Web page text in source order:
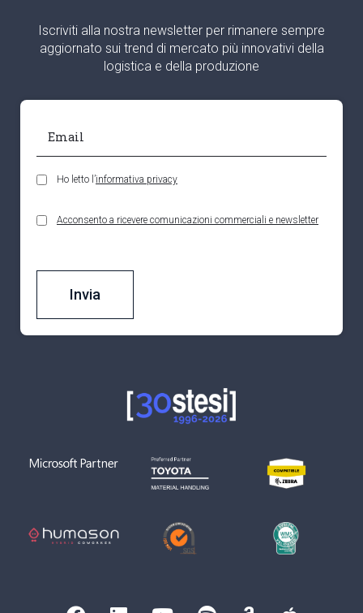
Iscriviti alla nostra newsletter per rimanere sempre
aggiornato sui trend di mercato più innovativi della
logistica e della produzione
Ho letto l’informativa privacy
Acconsento a ricevere comunicazioni commerciali e newsletter